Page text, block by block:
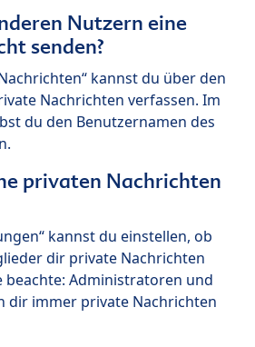
Nutzern eine
senden?
kannst du über den
Nachrichten verfassen. Im
du den Benutzernamen des
privaten Nachrichten
kannst du einstellen, ob
dir private Nachrichten
beachte: Administratoren und
dir immer private Nachrichten